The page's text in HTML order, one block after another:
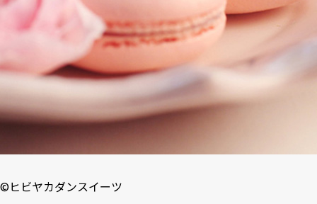
©ヒビヤカダンスイーツ